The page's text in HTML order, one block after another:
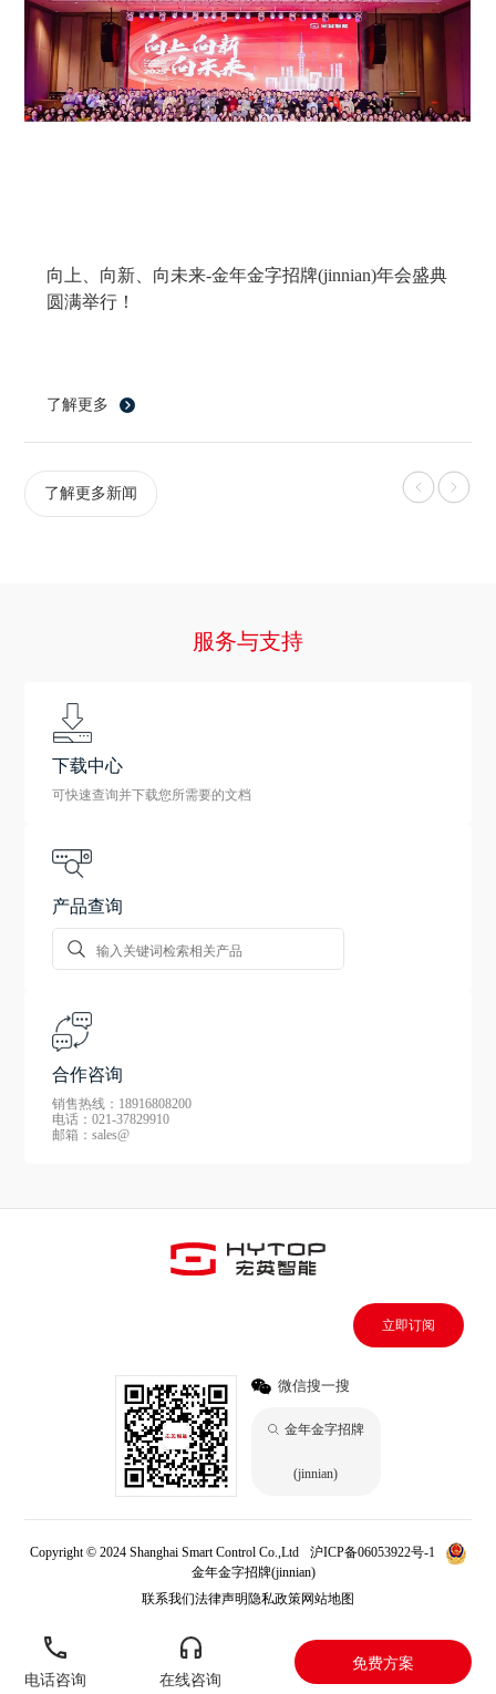
向上、向新、向未来-金年金字招牌(jinnian)年会盛典
圆满举行！
了解更多
了解更多新闻
服务与支持
下载中心
可快速查询并下载您所需要的文档
产品查询
合作咨询
销售热线：18916808200
电话：021-37829910
邮箱：sales@
立即订阅
微信搜一搜
金年金字招牌
(jinnian)
Copyright © 2024 Shanghai Smart Control Co.,Ltd
沪ICP备06053922号-1
金年金字招牌(jinnian)
联系我们法律声明 隐私政策网站地图
电话咨询 在线咨询
免费方案